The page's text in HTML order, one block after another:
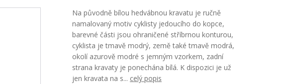
Na původně bílou hedvábnou kravatu je ručně
namalovaný motiv cyklisty jedoucího do kopce,
barevné části jsou ohraničené stříbrnou konturou,
cyklista je tmavě modrý, země také tmavě modrá,
okolí azurově modré s jemným vzorkem, zadní
strana kravaty je ponechána bílá. K dispozici je už
jen kravata na s... celý popis